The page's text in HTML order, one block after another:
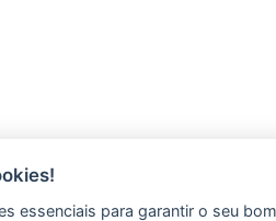
essenciais para garantir o seu